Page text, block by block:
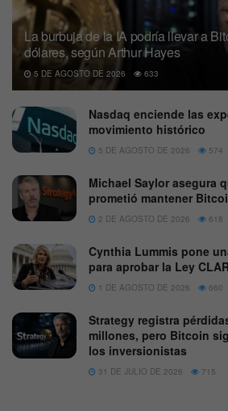
La burbuja de la IA podría llevar a
dólares, según Arthur Hayes
5 DE AGOSTO DE 2026 633
Nasdaq enciende las
movimiento histórico
5 DE AGOSTO DE 2026 574
Michael Saylor asegura
prometió mantener
2 DE AGOSTO DE 2026 618
Cynthia Lummis pone
para aprobar la Ley
1 DE AGOSTO DE 2026 660
Strategy registra
millones, pero Bitcoin
los inversionistas
31 DE JULIO DE 2026 715